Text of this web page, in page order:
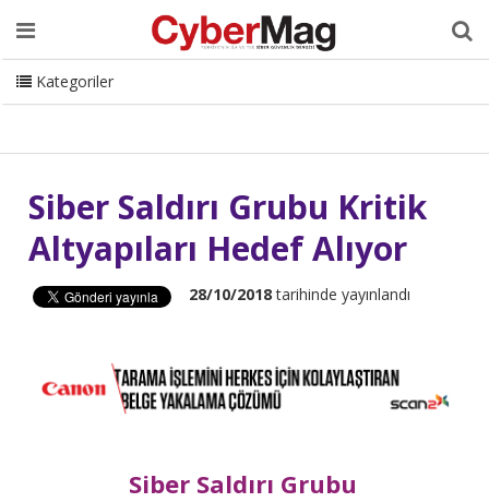
Ana Sayfa Hakkımızda Dergi Editörden
Danışmanlık
ISC Turkey Sizden Gelenler
İletişim
CyberMag Logo
Kategoriler
Siber Saldırı Grubu Kritik
Altyapıları Hedef Alıyor
28/10/2018tarihinde yayınlandı
Siber Saldırı Grubu